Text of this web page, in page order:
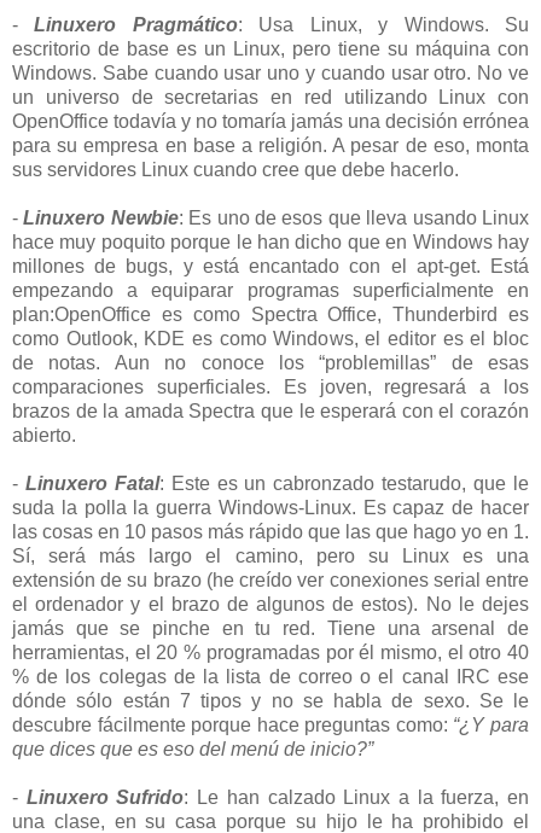
-Linuxero Pragmático: Usa Linux, y Windows. Su
escritorio de base es un Linux, pero tiene su máquina con
Windows. Sabe cuando usar uno y cuando usar otro. No ve
un universo de secretarias en red utilizando Linux con
OpenOffice todavía y no tomaría jamás una decisión errónea
para su empresa en base a religión. A pesar de eso, monta
sus servidores Linux cuando cree que debe hacerlo.
-Linuxero Newbie: Es uno de esos que lleva usando Linux
hace muy poquito porque le han dicho que en Windows hay
millones de bugs, y está encantado con el apt-get. Está
empezando a equiparar programas superficialmente en
plan:OpenOffice es como Spectra Office, Thunderbird es
como Outlook, KDE es como Windows, el editor es el bloc
de notas. Aun no conoce los “problemillas” de esas
comparaciones superficiales. Es joven, regresará a los
brazos de la amada Spectra que le esperará con el corazón
abierto.
- Linuxero Fatal: Este es un cabronzado testarudo, que le
suda la polla la guerra Windows-Linux. Es capaz de hacer
las cosas en 10 pasos más rápido que las que hago yo en 1.
Sí, será más largo el camino, pero su Linux es una
extensión de su brazo (he creído ver conexiones serial entre
el ordenador y el brazo de algunos de estos). No le dejes
jamás que se pinche en tu red. Tiene una arsenal de
herramientas, el 20 % programadas por él mismo, el otro 40
% de los colegas de la lista de correo o el canal IRC ese
dónde sólo están 7 tipos y no se habla de sexo. Se le
descubre fácilmente porque hace preguntas como: “¿Y para
que dices que es eso del menú de inicio?”
- Linuxero Sufrido: Le han calzado Linux a la fuerza, en
una clase, en su casa porque su hijo le ha prohibido el